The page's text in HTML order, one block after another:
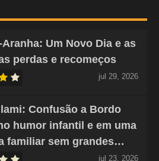
Aranha: Um Novo Dia e as
perdas e recomeços
jul 29, 2026
Confusão a Bordo
humor infantil e em uma
familiar sem grandes…
jul 23, 2026